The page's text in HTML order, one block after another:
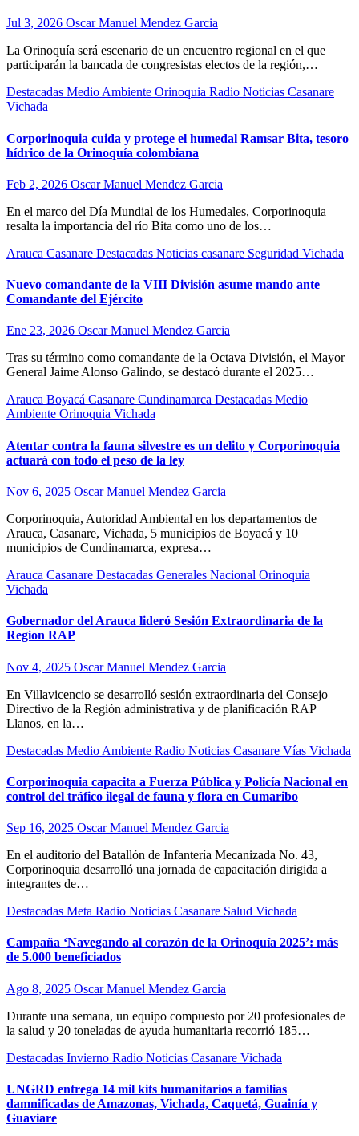
Jul 3, 2026 Oscar Manuel Mendez Garcia
La Orinoquía será escenario de un encuentro regional en el que
participarán la bancada de congresistas electos de la región,…
Destacadas Medio Ambiente Orinoquia Radio Noticias Casanare
Vichada
Corporinoquia cuida y protege el humedal Ramsar Bita, tesoro
hídrico de la Orinoquía colombiana
Feb 2, 2026 Oscar Manuel Mendez Garcia
En el marco del Día Mundial de los Humedales, Corporinoquia
resalta la importancia del río Bita como uno de los…
Arauca Casanare Destacadas Noticias casanare Seguridad Vichada
Nuevo comandante de la VIII División asume mando ante
Comandante del Ejército
Ene 23, 2026 Oscar Manuel Mendez Garcia
Tras su término como comandante de la Octava División, el Mayor
General Jaime Alonso Galindo, se destacó durante el 2025…
Arauca Boyacá Casanare Cundinamarca Destacadas Medio
Ambiente Orinoquia Vichada
Atentar contra la fauna silvestre es un delito y Corporinoquia
actuará con todo el peso de la ley
Nov 6, 2025 Oscar Manuel Mendez Garcia
Corporinoquia, Autoridad Ambiental en los departamentos de
Arauca, Casanare, Vichada, 5 municipios de Boyacá y 10
municipios de Cundinamarca, expresa…
Arauca Casanare Destacadas Generales Nacional Orinoquia
Vichada
Gobernador del Arauca lideró Sesión Extraordinaria de la
Region RAP
Nov 4, 2025 Oscar Manuel Mendez Garcia
En Villavicencio se desarrolló sesión extraordinaria del Consejo
Directivo de la Región administrativa y de planificación RAP
Llanos, en la…
Destacadas Medio Ambiente Radio Noticias Casanare Vías Vichada
Corporinoquia capacita a Fuerza Pública y Policía Nacional en
control del tráfico ilegal de fauna y flora en Cumaribo
Sep 16, 2025 Oscar Manuel Mendez Garcia
En el auditorio del Batallón de Infantería Mecanizada No. 43,
Corporinoquia desarrolló una jornada de capacitación dirigida a
integrantes de…
Destacadas Meta Radio Noticias Casanare Salud Vichada
Campaña ‘Navegando al corazón de la Orinoquía 2025’: más
de 5.000 beneficiados
Ago 8, 2025 Oscar Manuel Mendez Garcia
Durante una semana, un equipo compuesto por 20 profesionales de
la salud y 20 toneladas de ayuda humanitaria recorrió 185…
Destacadas Invierno Radio Noticias Casanare Vichada
UNGRD entrega 14 mil kits humanitarios a familias
damnificadas de Amazonas, Vichada, Caquetá, Guainía y
Guaviare